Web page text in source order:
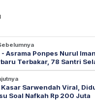
- Asrama Ponpes Nurul
Terbakar, 78 Santri
Sarwendah Viral,
Soal Nafkah Rp 200 Juta